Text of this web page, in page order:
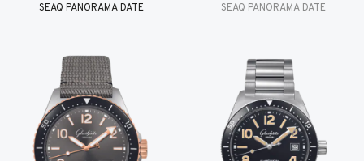
SEAQ PANORAMA DATE SEAQ PANORAMA DATE